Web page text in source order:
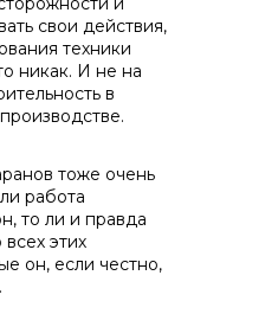
свои действия,
техники
никак. И не на
в
тоже очень
работа
то ли и правда
этих
он, если честно,